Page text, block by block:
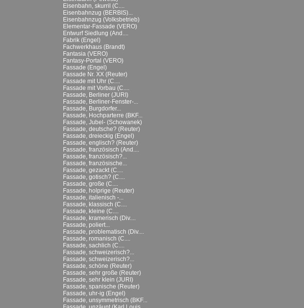
Eisenbahn, skurril (C....
Eisenbahnzug (BERBIS)...
Eisenbahnzug (Volksbetrieb)
Elementar-Fassade (VERO)
Entwurf Siedlung (And....
Fabrik (Engel)
Fachwerkhaus (Brandt)
Fantasia (VERO)
Fantasy-Portal (VERO)
Fassade (Engel)
Fassade Nr. XX (Reuter)
Fassade mit Uhr (C....
Fassade mit Vorbau (C....
Fassade, Berliner (JURI)
Fassade, Berliner-Fenster-...
Fassade, Burgdorfer...
Fassade, Hochparterre (BKF...
Fassade, Jubel- (Schowanek)
Fassade, deutsche? (Reuter)
Fassade, dreieckig (Engel)
Fassade, englisch? (Reuter)
Fassade, französisch (And....
Fassade, französisch?...
Fassade, französische...
Fassade, gezackt (C....
Fassade, gotisch? (C....
Fassade, große (C....
Fassade, holprige (Reuter)
Fassade, italienisch -...
Fassade, klassisch (C....
Fassade, kleine (C....
Fassade, kramerisch (Div....
Fassade, poliert...
Fassade, problematisch (Div....
Fassade, romanisch (C....
Fassade, sachlich (C....
Fassade, schweizerisch?...
Fassade, schweizerisch?...
Fassade, schöne (Reuter)
Fassade, sehr große (Reuter)
Fassade, sehr klein (JURI)
Fassade, spanische (Reuter)
Fassade, uhr-ig (Engel)
Fassade, unsymmetrisch (BKF...